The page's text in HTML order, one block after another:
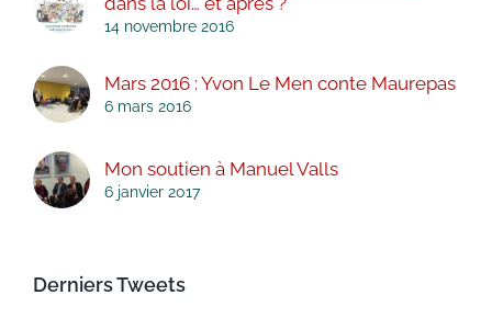
14 novembre 2016
Mars 2016 : Yvon Le Men conte Maurepas
6 mars 2016
Mon soutien à Manuel Valls
6 janvier 2017
Derniers Tweets